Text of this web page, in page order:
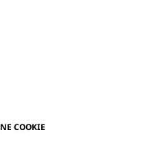
COOKIE